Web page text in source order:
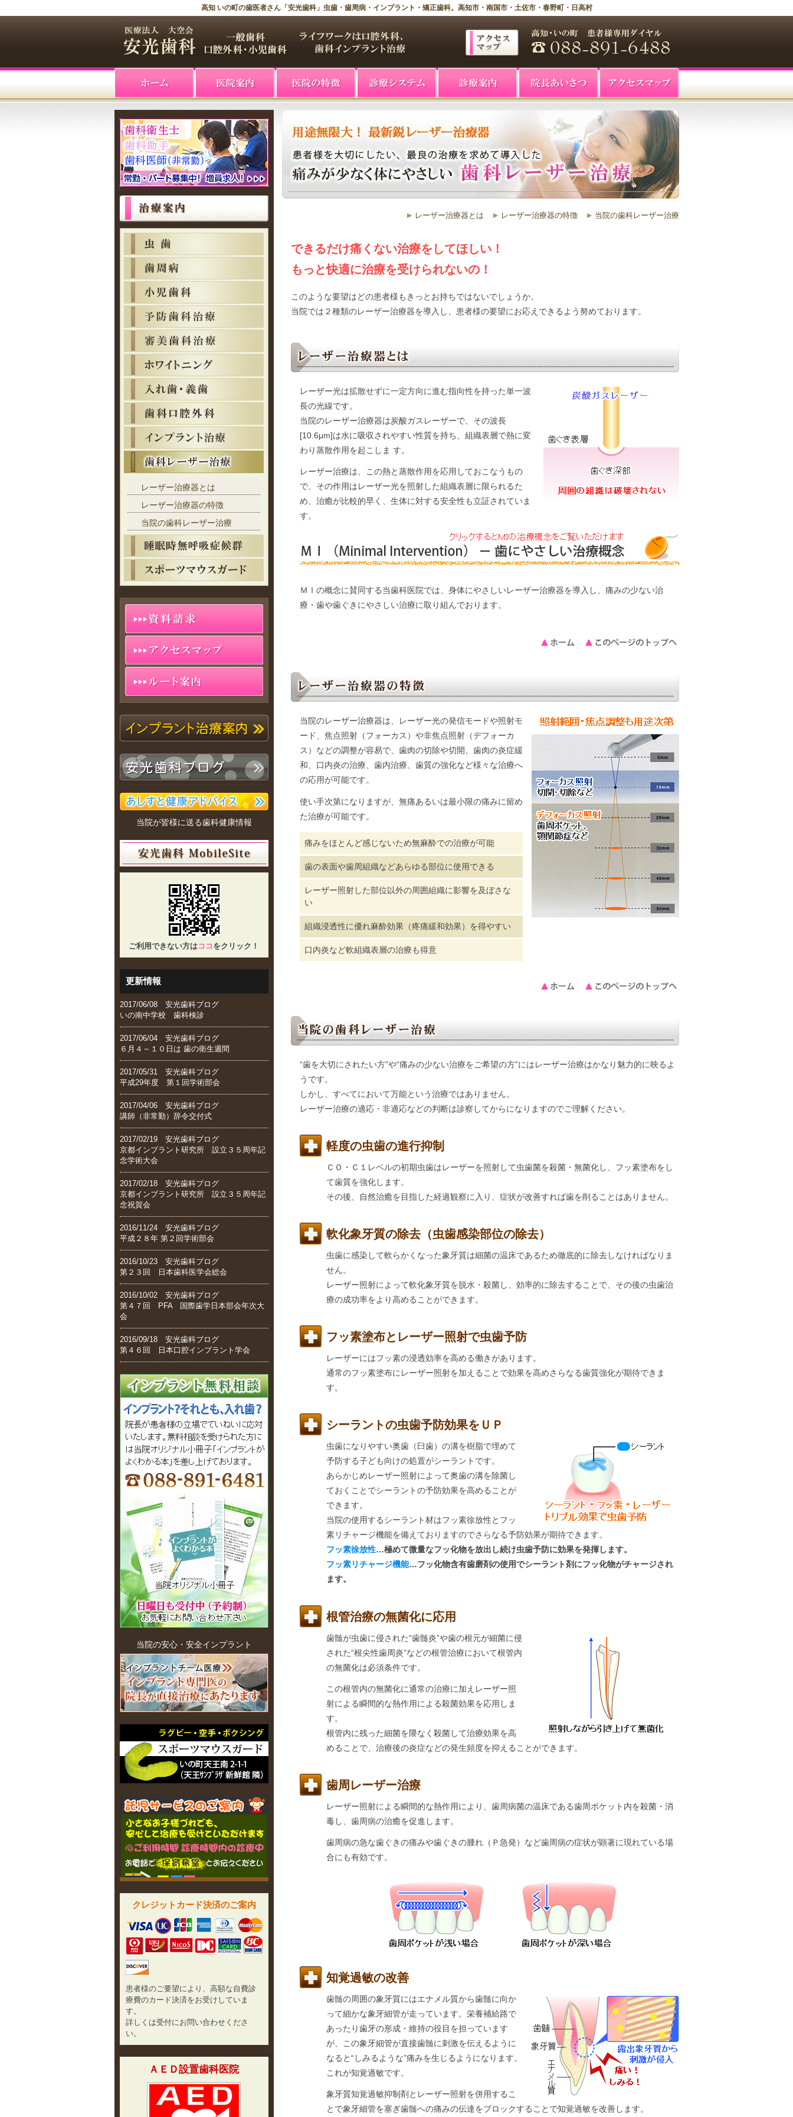
高知 いの町の歯医者さん「安光歯科」虫歯・歯周病・インプラント・矯正歯科。高知市・南国市・土佐市・春野町・日高村
レーザー治療器とは
レーザー治療器の特徴
当院の歯科レーザー治療
当院が皆様に送る歯科健康情報
ご利用できない方はココ をクリック！
更新情報
2017/06/08 安光歯科ブログ
いの南中学校 歯科検診
2017/06/04 安光歯科ブログ
６月４～１０日は 歯の衛生週間
2017/05/31 安光歯科ブログ
平成29年度 第１回学術部会
2017/04/06 安光歯科ブログ
講師（非常勤）辞令交付式
2017/02/19 安光歯科ブログ
京都インプラント研究所 設立３５周年記
念学術大会
2017/02/18 安光歯科ブログ
京都インプラント研究所 設立３５周年記
念祝賀会
2016/11/24 安光歯科ブログ
平成２８年 第２回学術部会
2016/10/23 安光歯科ブログ
第２３回 日本歯科医学会総会
2016/10/02 安光歯科ブログ
第４７回 PFA 国際歯学日本部会年次大
会
2016/09/18 安光歯科ブログ
第４６回 日本口腔インプラント学会
当院の安心・安全インプラント
クレジットカード決済のご案内
患者様のご要望により、高額な自費診
療費のカード決済をお受けしていま
す。
詳しくは受付にお問い合わせくださ
い。
ＡＥＤ設置歯科医院
レーザー治療器とは レーザー治療器の特徴 当院の歯科レーザー治療
できるだけ痛くない治療をしてほしい！
もっと快適に治療を受けられないの！
このような要望はどの患者様もきっとお持ちではないでしょうか。
当院では２種類のレーザー治療器を導入し、患者様の要望にお応えできるよう努めております。
レーザー光は拡散せずに一定方向に進む指向性を持った単一波
長の光線です。
当院のレーザー治療器は炭酸ガスレーザーで、その波長
[10.6μm]は水に吸収されやすい性質を持ち、組織表層で熱に変
わり蒸散作用を起こしま す。
レーザー治療は、この熱と蒸散作用を応用しておこなうもの
で、その作用はレーザー光を照射した組織表層に限られるた
め、治癒が比較的早く、生体に対する安全性も立証されていま
す。
ＭＩの概念に賛同する当歯科医院では、身体にやさしいレーザー治療器を導入し、痛みの少ない治
療・歯や歯ぐきにやさしい治療に取り組んでおります。
当院のレーザー治療器は、レーザー光の発信モードや照射モ
ード、焦点照射（フォーカス）や非焦点照射（デフォーカ
ス）などの調整が容易で、歯肉の切除や切開、歯肉の炎症緩
和、口内炎の治療、歯内治療、歯質の強化など様々な治療へ
の応用が可能です。
使い手次第になりますが、無痛あるいは最小限の痛みに留め
た治療が可能です。
痛みをほとんど感じないため無麻酔での治療が可能
歯の表面や歯周組織などあらゆる部位に使用できる
レーザー照射した部位以外の周囲組織に影響を及ぼさな
い
組織浸透性に優れ麻酔効果（疼痛緩和効果）を得やすい
口内炎など軟組織表層の治療も得意
“歯を大切にされたい方”や“痛みの少ない治療をご希望の方”にはレーザー治療はかなり魅力的に映るよ
うです。
しかし、すべてにおいて万能という治療ではありません。
レーザー治療の適応・非適応などの判断は診察してからになりますのでご理解ください。
軽度の虫歯の進行抑制
ＣＯ・Ｃ１レベルの初期虫歯はレーザーを照射して虫歯菌を殺菌・無菌化し、フッ素塗布をし
て歯質を強化します。
その後、自然治癒を目指した経過観察に入り、症状が改善すれば歯を削ることはありません。
軟化象牙質の除去（虫歯感染部位の除去）
虫歯に感染して軟らかくなった象牙質は細菌の温床であるため徹底的に除去しなければなりま
せん。
レーザー照射によって軟化象牙質を脱水・殺菌し、効率的に除去することで、その後の虫歯治
療の成功率をより高めることができます。
フッ素塗布とレーザー照射で虫歯予防
レーザーにはフッ素の浸透効率を高める働きがあります。
通常のフッ素塗布にレーザー照射を加えることで効果を高めさらなる歯質強化が期待できま
す。
シーラントの虫歯予防効果をＵＰ
虫歯になりやすい奥歯（臼歯）の溝を樹脂で埋めて
予防する子ども向けの処置がシーラントです。
あらかじめレーザー照射によって奥歯の溝を除菌し
ておくことでシーラントの予防効果を高めることが
できます。
当院の使用するシーラント材はフッ素徐放性とフッ
素リチャージ機能を備えておりますのでさらなる予防効果が期待できます。
フッ素徐放性…極めて微量なフッ化物を放出し続け虫歯予防に効果を発揮します。
フッ素リチャージ機能…フッ化物含有歯磨剤の使用でシーラント剤にフッ化物がチャージされ
ます。
根管治療の無菌化に応用
歯髄が虫歯に侵された“歯髄炎”や歯の根元が細菌に侵
された“根尖性歯周炎”などの根管治療において根管内
の無菌化は必須条件です。
この根管内の無菌化に通常の治療に加えレーザー照
射による瞬間的な熱作用による殺菌効果を応用しま
す。
根管内に残った細菌を隈なく殺菌して治療効果を高
めることで、治療後の炎症などの発生頻度を抑えることができます。
歯周レーザー治療
レーザー照射による瞬間的な熱作用により、歯周病菌の温床である歯周ポケット内を殺菌・消
毒し、歯周病の治癒を促進します。
歯周病の急な歯ぐきの痛みや歯ぐきの腫れ（Ｐ急発）など歯周病の症状が顕著に現れている場
合にも有効です。
知覚過敏の改善
歯髄の周囲の象牙質にはエナメル質から歯髄に向か
って細かな象牙細管が走っています。栄養補給路で
あったり歯牙の形成・維持の役目を担っています
が、この象牙細管が直接歯髄に刺激を伝えるように
なると“しみるような”痛みを生じるようになります。
これが知覚過敏です。
象牙質知覚過敏抑制剤とレーザー照射を併用するこ
とで象牙細管を塞ぎ歯髄への痛みの伝達をブロックすることで知覚過敏を改善します。